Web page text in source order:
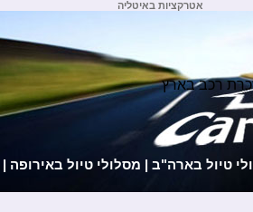
אטרקציות באיטליה
רכב בארץ
מסלולי טיול באירופה | טיול בארה"ב |